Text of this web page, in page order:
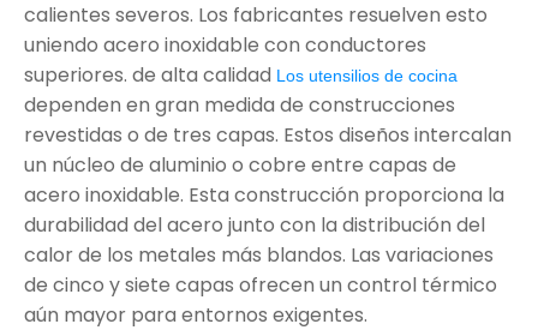
calientes severos. Los fabricantes resuelven esto
uniendo acero inoxidable con conductores
superiores. de alta calidad Los utensilios de cocina
dependen en gran medida de construcciones
revestidas o de tres capas. Estos diseños intercalan
un núcleo de aluminio o cobre entre capas de
acero inoxidable. Esta construcción proporciona la
durabilidad del acero junto con la distribución del
calor de los metales más blandos. Las variaciones
de cinco y siete capas ofrecen un control térmico
aún mayor para entornos exigentes.